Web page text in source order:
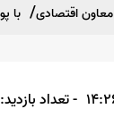
معاون اقتصادی با
- تعداد بازدید: 400